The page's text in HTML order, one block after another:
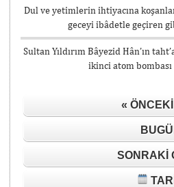
Dul ve yetimlerin ihtiyacına
geceyi ibâdetle geçiren
Sultan Yıldırım Bâyezid Hân’ın
ikinci atom bombası
« ÖNCEKI
SONRAKI